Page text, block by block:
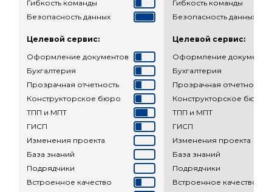
Гибкость команды
Безопасность данных
Целевой сервис:
Оформление документов
Бухгалтерия
Прозрачная отчетность
Конструкторское бюро
ТПП и МПТ
ГИСП
Изменения проекта
База знаний
Подрядчики
Встроенное качество
Гибкость команды
Безопасность данных
Целевой сервис:
Оформление
Бухгалтерия
Прозрачная отчетность
Конструкторское бюро
ТПП и МПТ
ГИСП
Изменения проекта
База знаний
Подрядчики
Встроенное качество